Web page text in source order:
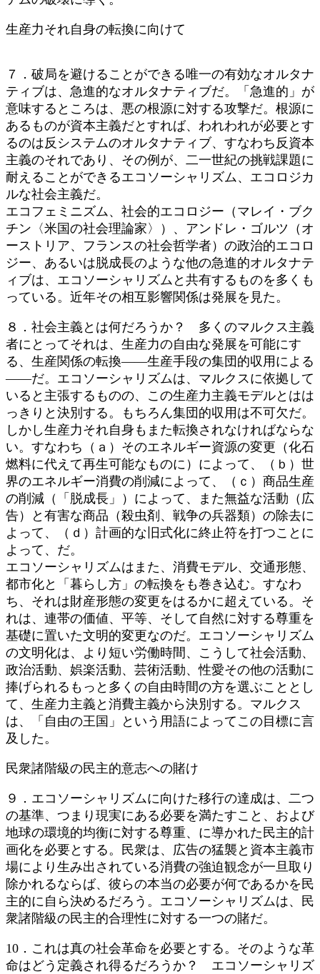
生産力それ自身の転換に向けて
７．破局を避けることができる唯一の有効なオルタナ
ティブは、急進的なオルタナティブだ。「急進的」が
意味するところは、悪の根源に対する攻撃だ。根源に
あるものが資本主義だとすれば、われわれが必要とす
るのは反システムのオルタナティブ、すなわち反資本
主義のそれであり、その例が、二一世紀の挑戦課題に
耐えることができるエコソーシャリズム、エコロジカ
ルな社会主義だ。
エコフェミニズム、社会的エコロジー（マレイ・ブク
チン〈米国の社会理論家〉）、アンドレ・ゴルツ（オ
ーストリア、フランスの社会哲学者）の政治的エコロ
ジー、あるいは脱成長のような他の急進的オルタナテ
ィブは、エコソーシャリズムと共有するものを多くも
っている。近年その相互影響関係は発展を見た。
８．社会主義とは何だろうか？ 多くのマルクス主義
者にとってそれは、生産力の自由な発展を可能にす
る、生産関係の転換――生産手段の集団的収用による
――だ。エコソーシャリズムは、マルクスに依拠して
いると主張するものの、この生産力主義モデルとはは
っきりと決別する。もちろん集団的収用は不可欠だ。
しかし生産力それ自身もまた転換されなければならな
い。すなわち（ａ）そのエネルギー資源の変更（化石
燃料に代えて再生可能なものに）によって、（ｂ）世
界のエネルギー消費の削減によって、（ｃ）商品生産
の削減（「脱成長」）によって、また無益な活動（広
告）と有害な商品（殺虫剤、戦争の兵器類）の除去に
よって、（ｄ）計画的な旧式化に終止符を打つことに
よって、だ。
エコソーシャリズムはまた、消費モデル、交通形態、
都市化と「暮らし方」の転換をも巻き込む。すなわ
ち、それは財産形態の変更をはるかに超えている。そ
れは、連帯の価値、平等、そして自然に対する尊重を
基礎に置いた文明的変更なのだ。エコソーシャリズム
の文明化は、より短い労働時間、こうして社会活動、
政治活動、娯楽活動、芸術活動、性愛その他の活動に
捧げられるもっと多くの自由時間の方を選ぶこととし
て、生産力主義と消費主義から決別する。マルクス
は、「自由の王国」という用語によってこの目標に言
及した。
民衆諸階級の民主的意志への賭け
９．エコソーシャリズムに向けた移行の達成は、二つ
の基準、つまり現実にある必要を満たすこと、および
地球の環境的均衡に対する尊重、に導かれた民主的計
画化を必要とする。民衆は、広告の猛襲と資本主義市
場により生み出されている消費の強迫観念が一旦取り
除かれるならば、彼らの本当の必要が何であるかを民
主的に自ら決めるだろう。エコソーシャリズムは、民
衆諸階級の民主的合理性に対する一つの賭だ。
10．これは真の社会革命を必要とする。そのような革
命はどう定義され得るだろうか？ エコソーシャリズ